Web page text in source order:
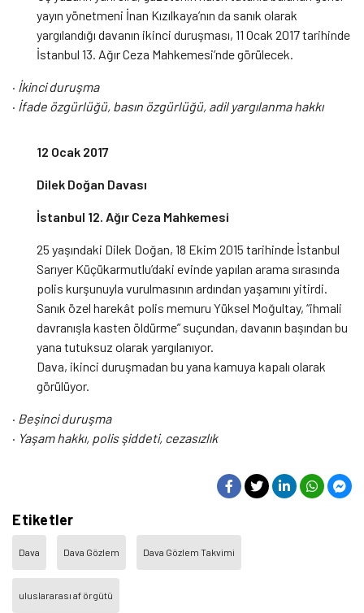
yayın yönetmeni İnan Kızılkaya’nın da sanık olarak
yargılandığı davanın ikinci duruşması, 11 Ocak 2017 tarihinde
İstanbul 13. Ağır Ceza Mahkemesi’nde görülecek.
· İkinci duruşma
· İfade özgürlüğü, basın özgürlüğü, adil yargılanma hakkı
12 Ocak 2017
Dilek Doğan Davası
İstanbul 12. Ağır Ceza Mahkemesi
25 yaşındaki Dilek Doğan, 18 Ekim 2015 tarihinde İstanbul
Sarıyer Küçükarmutlu’daki evinde yapılan arama sırasında
polis kurşunuyla vurulmasının ardından yaşamını yitirdi.
Sanık özel harekât polis memuru Yüksel Moğultay, “ihmali
davranışla kasten öldürme” suçundan, davanın başından bu
yana tutuksuz olarak yargılanıyor.
Dava, ikinci duruşmadan bu yana kamuya kapalı olarak
görülüyor.
· Beşinci duruşma
· Yaşam hakkı, polis şiddeti, cezasızlık
Etiketler
Dava Dava Gözlem Dava Gözlem Takvimi
uluslararası af örgütü